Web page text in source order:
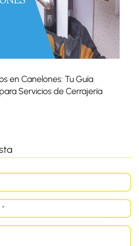
en Canelones: Tu Guía
Servicios de Cerrajería